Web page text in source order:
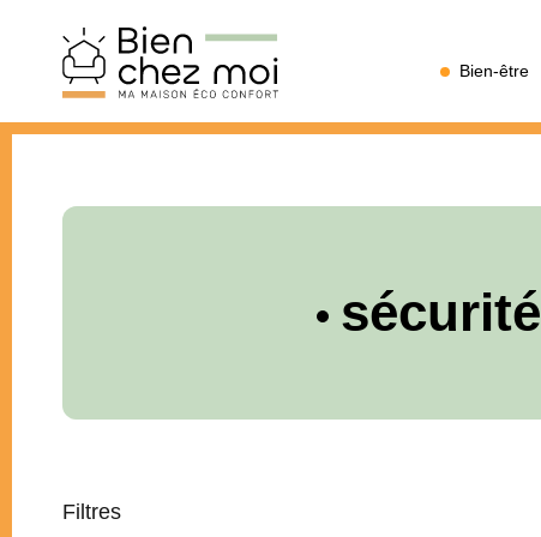
Bien-être
sécurité
Filtres